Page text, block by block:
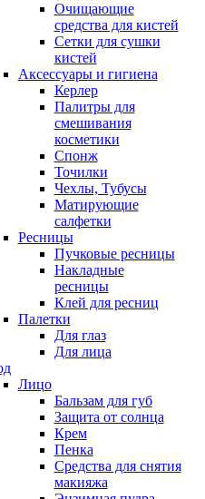
Очищающие
средства для кистей
Сетки для сушки
кистей
Аксессуары и гигиена
Керлер
Палитры для
смешивания
косметики
Спонж
Точилки
Чехлы, Тубусы
Матирующие
салфетки
Ресницы
Пучковые ресницы
Накладные
ресницы
Клей для ресниц
Палетки
Для глаз
Для лица
Лицо
Бальзам для губ
Защита от солнца
Крем
Пенка
Средства для снятия
макияжа